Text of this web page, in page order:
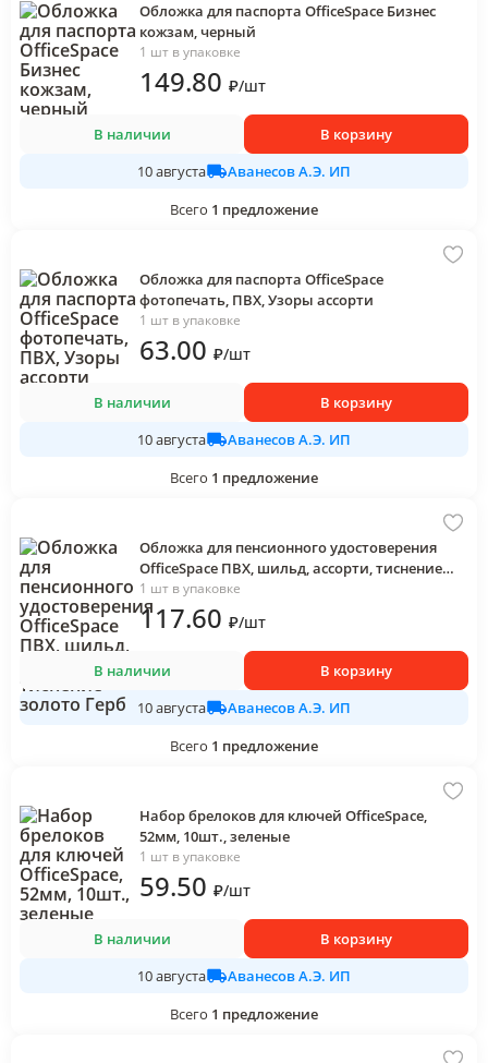
Обложка для паспорта OfficeSpace Бизнес
кожзам, черный
1 шт в упаковке
149.80 ₽/шт
В наличии
В корзину
10 августа
Аванесов А.Э. ИП
Всего 1 предложение
Обложка для паспорта OfficeSpace
фотопечать, ПВХ, Узоры ассорти
1 шт в упаковке
63.00 ₽/шт
В наличии
В корзину
10 августа
Аванесов А.Э. ИП
Всего 1 предложение
Обложка для пенсионного удостоверения
OfficeSpace ПВХ, шильд, ассорти, тиснение
золото Герб
1 шт в упаковке
117.60 ₽/шт
В наличии
В корзину
10 августа
Аванесов А.Э. ИП
Всего 1 предложение
Набор брелоков для ключей OfficeSpace,
52мм, 10шт., зеленые
1 шт в упаковке
59.50 ₽/шт
В наличии
В корзину
10 августа
Аванесов А.Э. ИП
Всего 1 предложение